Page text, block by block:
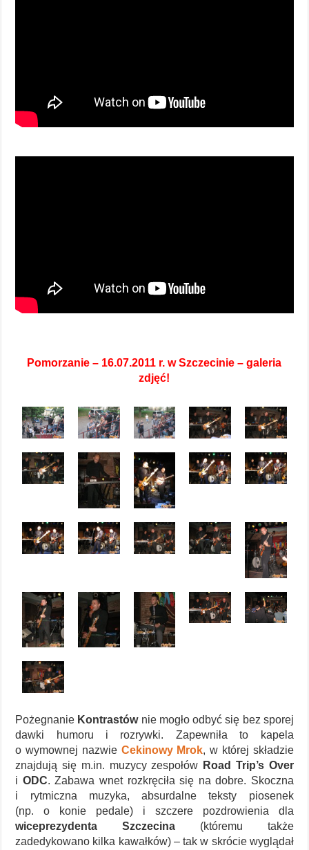
Pomorzanie – 16.07.2011 r. w Szczecinie – galeria
zdjęć!
Pożegnanie Kontrastównie mogło odbyć się bez sporej
dawki humoru i rozrywki. Zapewniła to kapela
o wymownej nazwie Cekinowy Mrok, w której składzie
znajdują się m.in. muzycy zespołów Road Trip’s Over
i ODC. Zabawa wnet rozkręciła się na dobre. Skoczna
i rytmiczna muzyka, absurdalne teksty piosenek
(np. o konie pedale) i szczere pozdrowienia dla
wiceprezydenta Szczecina (któremu także
zadedykowano kilka kawałków) – tak w skrócie wyglądał